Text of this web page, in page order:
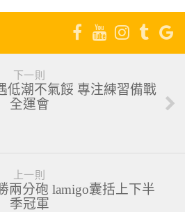
下一則
低潮不氣餒 專注練習備戰
全運會
上一則
兩分砲 lamigo囊括上下半
季冠軍